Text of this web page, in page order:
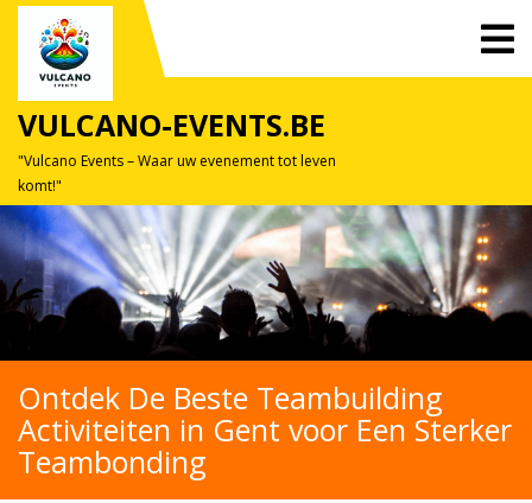
Skip
content
VULCANO-EVENTS.BE
"Vulcano Events – Waar uw evenement tot leven
komt!"
Ontdek De Beste Teambuilding
Activiteiten in Gent voor Een Sterker
Teambonding